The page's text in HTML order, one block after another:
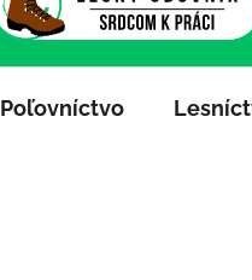
Poľovníctvo